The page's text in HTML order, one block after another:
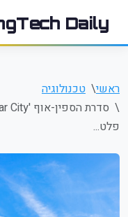
Daily
ראשי
טכנולוגיה
פלט...